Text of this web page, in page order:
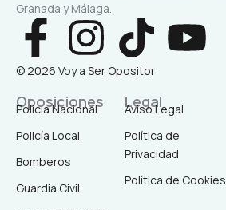
Granada y Málaga.
F
a
c
e
b
I
n
s
a
T
i
k
t
o
Y
u
© 2026 Voy a Ser Opositor
Oposiciones
Policía Nacional
Policía Local
Bomberos
Guardia Civil
Legal
Aviso Legal
Política de
Privacidad
Política de Cookies